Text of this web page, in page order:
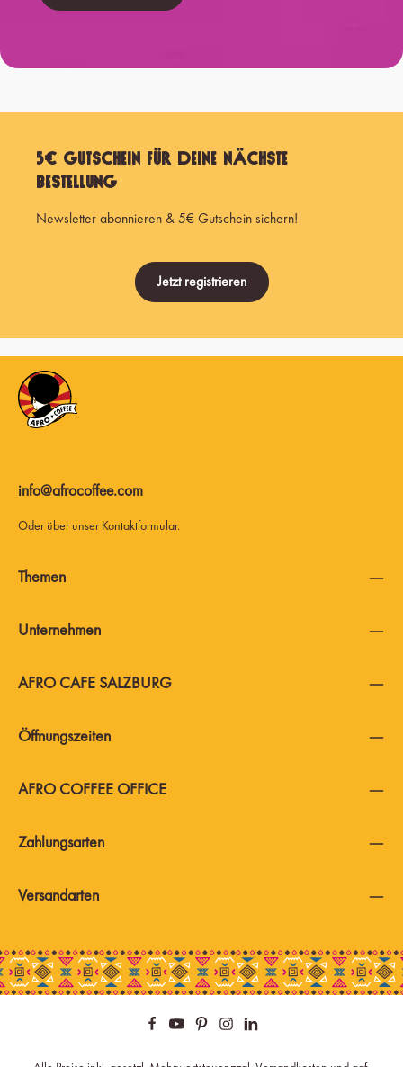
5€ Gutschein für Deine nächste
Bestellung
Newsletter abonnieren & 5€ Gutschein sichern!
Jetzt registrieren
info@afrocoffee.com
Oder über unser Kontaktformular.
AFRO COFFEE OFFICE
AFRO CAFE SALZBURG
Zahlungsarten
Themen
Unternehmen
Öffnungszeiten
Versandarten